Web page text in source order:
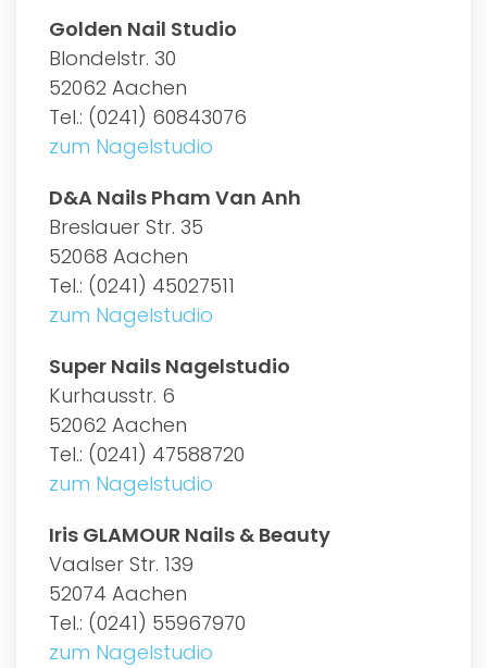
Golden Nail Studio
Blondelstr. 30
52062 Aachen
Tel.: (0241) 60843076
zum Nagelstudio
D&A Nails Pham Van Anh
Breslauer Str. 35
52068 Aachen
Tel.: (0241) 45027511
zum Nagelstudio
Super Nails Nagelstudio
Kurhausstr. 6
52062 Aachen
Tel.: (0241) 47588720
zum Nagelstudio
Iris GLAMOUR Nails & Beauty
Vaalser Str. 139
52074 Aachen
Tel.: (0241) 55967970
zum Nagelstudio